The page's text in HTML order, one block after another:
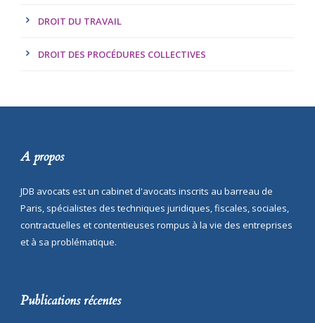
DROIT DU TRAVAIL
DROIT DES PROCÉDURES COLLECTIVES
A propos
JDB avocats est un cabinet d'avocats inscrits au barreau de
Paris, spécialistes des techniques juridiques, fiscales, sociales,
contractuelles et contentieuses rompus à la vie des entreprises
et à sa problématique.
Publications récentes